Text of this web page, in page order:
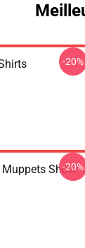
-20%
Show
-20%